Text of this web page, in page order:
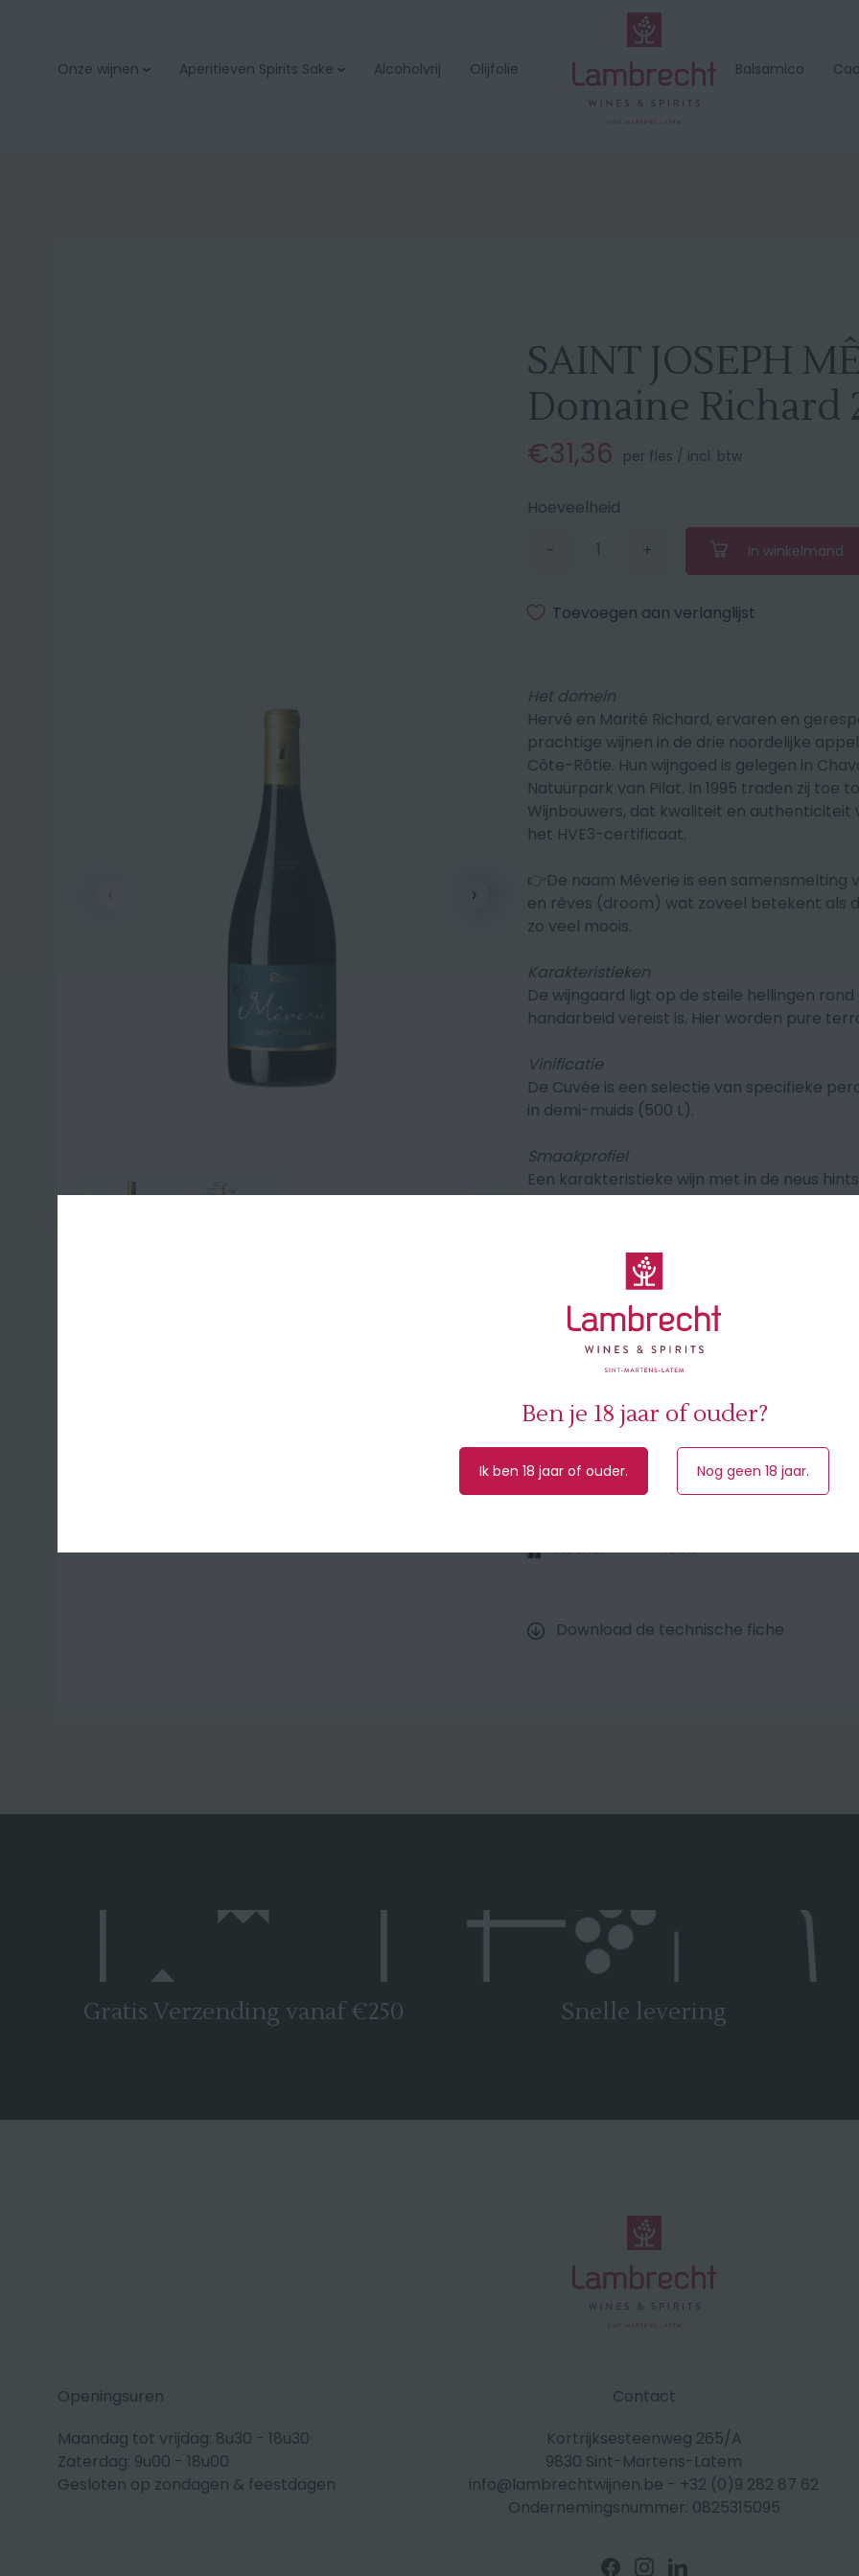
Onze wijnen Aperitieven Spirits Sake Alcoholvrij Olijfolie Balsamico
SAINT JOSEPH
Domaine Richard
€31,36 per fles / incl. btw
Hoeveelheid
-Verminder
met
+Vermeerder
1
In winkelmand
Toevoegen aan verlanglijst
Het domein
Hervé en Marité Richard, ervaren en
prachtige wijnen in de drie noordelijke
Côte-Rôtie. Hun wijngoed is gelegen in
Natuurpark van Pilat. In 1995 traden zij toe
Wijnbouwers, dat kwaliteit en authenticiteit
het HVE3-certificaat.
👉De naam Mêverie is een samensmelting
en rêves (droom) wat zoveel betekent als
zo veel moois.
Karakteristieken
De wijngaard ligt op de steile hellingen
handarbeid vereist is. Hier worden pure
Vinificatie
De Cuvée is een selectie van specifieke
in demi-muids (500 L).
Smaakprofiel
Een karakteristieke wijn met in de neus
houttoets. In de mond opnieuw sappig
🍽 Serveer bij pompoenrisotto met gegrild
kastanjevulling, winter stoofpotjes,
eendeborst met een gelei van rood fruit.
Syrah
Jaar
Alcohol
13.5%
Download de technische fiche
Gratis Verzending vanaf €250 Snelle levering
Openingsuren
Maandag tot vrijdag: 8u30 - 18u30
Zaterdag: 9u00 - 18u00
Gesloten op zondagen & feestdagen
Contact
Kortrijksesteenweg 265/A
9830 Sint-Martens-Latem
info@lambrechtwijnen.be - +32 (0)9 282 87 62
Ondernemingsnummer: 0825315095
VolgVolgVolg
Ben je 18 jaar of ouder?
Ik ben 18 jaar of ouder. Nog geen 18 jaar.